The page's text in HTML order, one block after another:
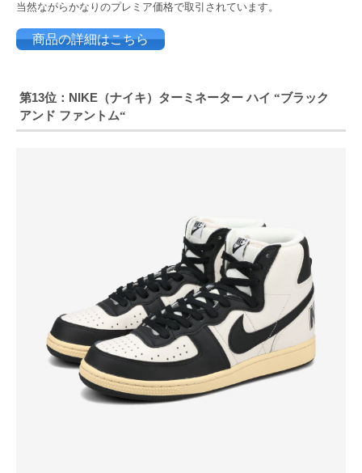
当然ながらかなりのプレミア価格で取引されています。
商品の詳細はこちら
第13位：NIKE（ナイキ）ターミネーター ハイ “ブラック
アンド ファントム“